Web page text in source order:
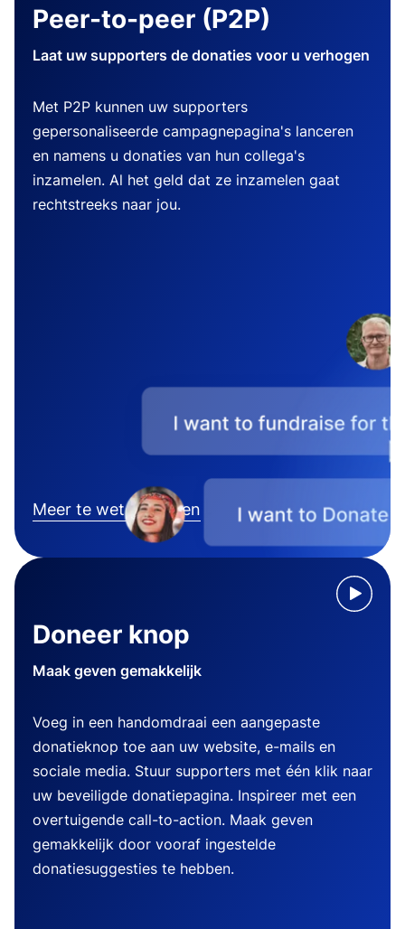
Peer-to-peer (P2P)
Laat uw supporters de donaties voor u verhogen
Met P2P kunnen uw supporters
gepersonaliseerde campagnepagina's lanceren
en namens u donaties van hun collega's
inzamelen. Al het geld dat ze inzamelen gaat
rechtstreeks naar jou.
Meer te weten komen
Doneer knop
Maak geven gemakkelijk
Voeg in een handomdraai een aangepaste
donatieknop toe aan uw website, e-mails en
sociale media. Stuur supporters met één klik naar
uw beveiligde donatiepagina. Inspireer met een
overtuigende call-to-action. Maak geven
gemakkelijk door vooraf ingestelde
donatiesuggesties te hebben.